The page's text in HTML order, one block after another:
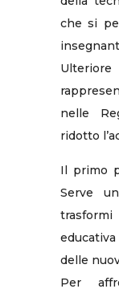
che si
nelle
ridotto
Il primo
Serve
delle
Per